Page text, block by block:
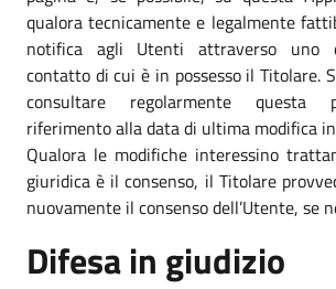
qualora tecnicamente e legalmente
notifica agli Utenti attraverso uno
contatto di cui è in possesso il Titolare.
consultare regolarmente questa
riferimento alla data di ultima modifica
Qualora le modifiche interessino
giuridica è il consenso, il Titolare
nuovamente il consenso dell’Utente, se
Difesa in giudizio